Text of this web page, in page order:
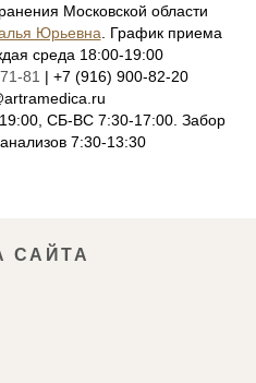
Московской области
Юрьевна . График приема
среда 18:00-19:00
81 | +7 (916) 900-82-20
СБ-ВС 7:30-17:00. Забор
7:30-13:30
САЙТА